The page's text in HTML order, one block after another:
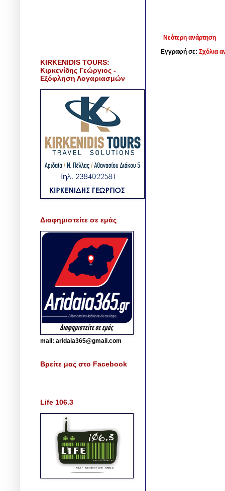
Νεότερη ανάρτηση
Εγγραφή σε: Σχόλια
KIRKENIDIS TOURS:
Κιρκενίδης Γεώργιος -
Εξόφληση Λογαριασμών
Διαφημιστείτε σε εμάς
mail: aridaia365@gmail.com
Βρείτε μας στο Facebook
Life 106.3